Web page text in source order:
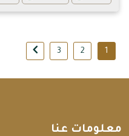
1
2
3
معلومات عنا